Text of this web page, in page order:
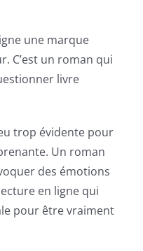
une marque
C’est un roman qui
livre
trop évidente pour
Un roman
des émotions
en ligne qui
pour être vraiment